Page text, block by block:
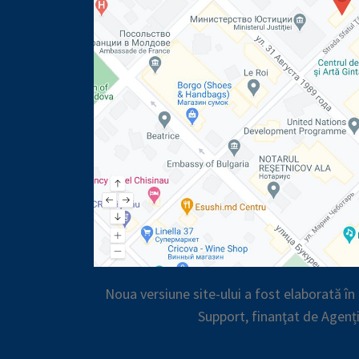
Noua versiune site-ului a fost elaborată
Support, finanţat de